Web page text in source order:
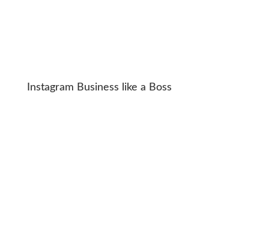
Instagram Business like a Boss